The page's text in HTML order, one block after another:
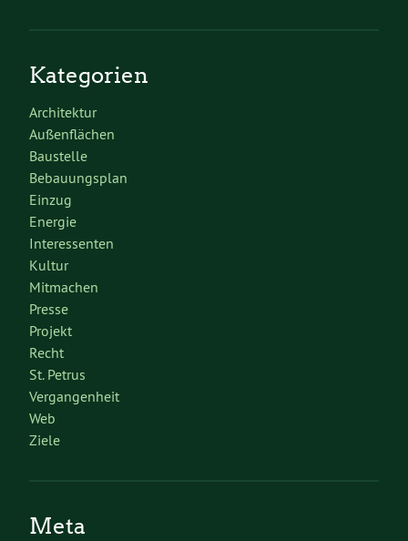
Kategorien
Architektur
Außenflächen
Baustelle
Bebauungsplan
Einzug
Energie
Interessenten
Kultur
Mitmachen
Presse
Projekt
Recht
St. Petrus
Vergangenheit
Web
Ziele
Meta